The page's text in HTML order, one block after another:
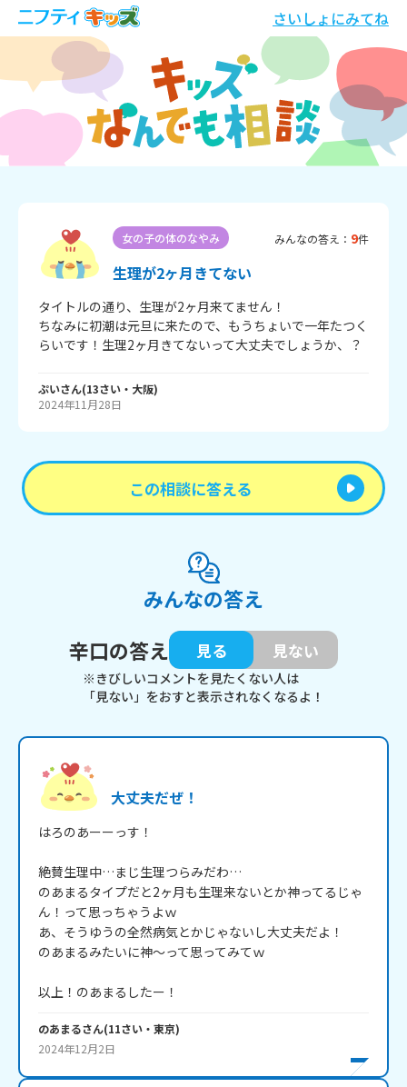
さいしょにみてね
女の子の体のなやみ みんなの答え： 9件
生理が2ヶ月きてない
タイトルの通り、生理が2ヶ月来てません！
ちなみに初潮は元旦に来たので、もうちょいで一年たつく
らいです！生理2ヶ月きてないって大丈夫でしょうか、？
ぷいさん(13さい・ 大阪)
2024年11月28日
この相談に答える
みんなの答え
辛口の答え
見る 見ない
※きびしいコメントを見たくない人は
「見ない」をおすと表示されなくなるよ！
大丈夫だぜ！
はろのあーーっす！
絶賛生理中…まじ生理つらみだわ…
のあまるタイプだと2ヶ月も生理来ないとか神ってるじゃ
ん！って思っちゃうよｗ
あ、そうゆうの全然病気とかじゃないし大丈夫だよ！
のあまるみたいに神～って思ってみてｗ
以上！のあまるしたー！
のあまるさん(11さい・ 東京)
2024年12月2日